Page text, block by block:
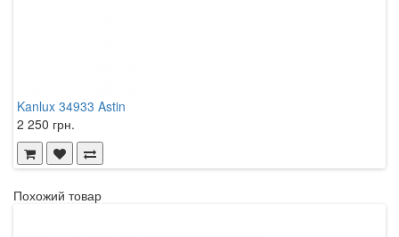
Kanlux 34933 Astin
2 250 грн.
Похожий товар